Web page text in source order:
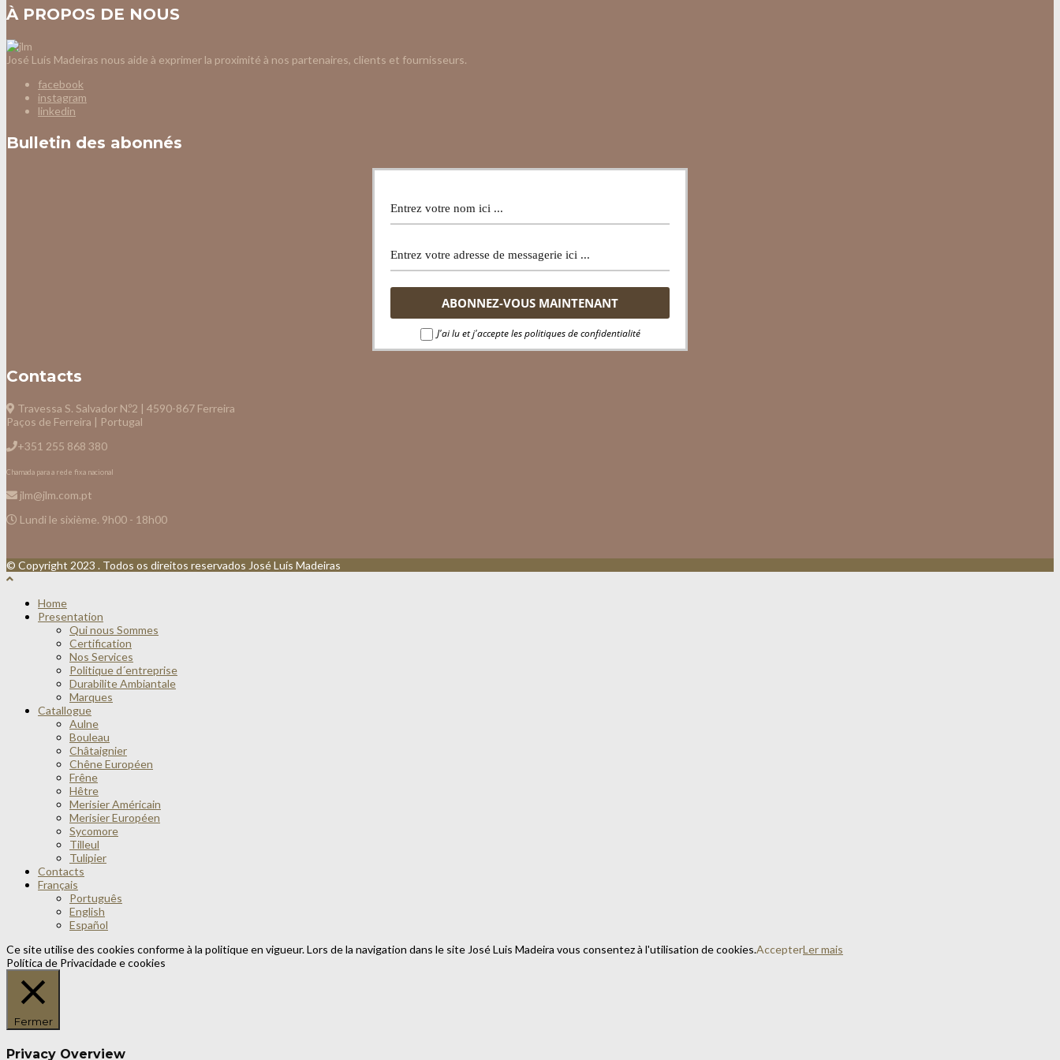
À PROPOS DE NOUS
José Luís Madeiras nous aide à exprimer la proximité à nos partenaires, clients et fournisseurs.
facebook
instagram
linkedin
Bulletin des abonnés
J'ai lu et j'accepte les politiques de confidentialité
Contacts
Travessa S. Salvador N.º2 | 4590-867 Ferreira
Paços de Ferreira | Portugal
+351 255 868 380
Chamada para a rede fixa nacional
jlm@jlm.com.pt
Lundi le sixième. 9h00 - 18h00
© Copyright 2023 . Todos os direitos reservados José Luís Madeiras
Home
Presentation
Qui nous Sommes
Certification
Nos Services
Politique d´entreprise
Durabilite Ambiantale
Marques
Catallogue
Aulne
Bouleau
Châtaignier
Chêne Européen
Frêne
Hêtre
Merisier Américain
Merisier Européen
Sycomore
Tilleul
Tulipier
Contacts
Français
Português
English
Español
Ce site utilise des cookies conforme à la politique en vigueur. Lors de la navigation dans le site José Luis Madeira vous consentez à l'utilisation de cookies.AccepterLer mais
Política de Privacidade e cookies
Fermer
Privacy Overview